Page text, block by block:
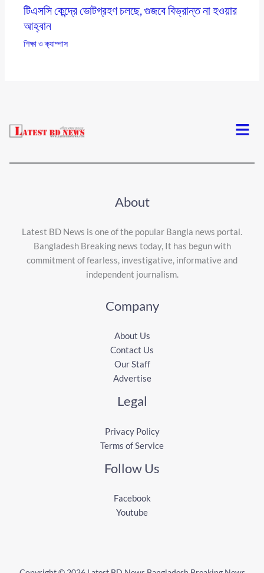
টিএসসি কেন্দ্রে ভোটগ্রহণ চলছে, গুজবে বিভ্রান্ত না হওয়ার
আহ্বান
শিক্ষা ও ক্যাম্পাস
Menu
About
Latest BD News is one of the popular Bangla news portal.
Bangladesh Breaking news today, It has begun with
commitment of fearless, investigative, informative and
independent journalism.
Company
About Us
Contact Us
Our Staff
Advertise
Legal
Privacy Policy
Terms of Service
Follow Us
Facebook
Youtube